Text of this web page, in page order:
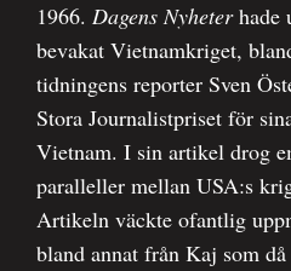
1966. Dagens Nyheterhade
bevakat Vietnamkriget,
tidningens reporter Sven
Stora Journalistpriset för
Vietnam. I sin artikel drog
paralleller mellan USA:s
Artikeln väckte ofantlig
bland annat från Kaj som